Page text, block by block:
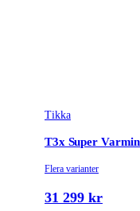
Tikka
T3x Super
Flera varianter
31 299 kr